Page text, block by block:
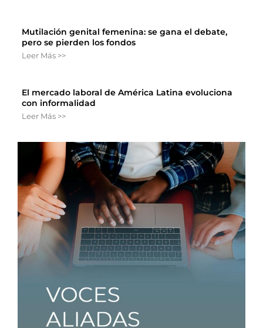
Mutilación genital femenina: se gana el debate,
pero se pierden los fondos
Leer Más >>
El mercado laboral de América Latina evoluciona
con informalidad
Leer Más >>